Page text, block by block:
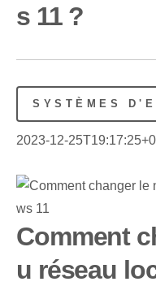
s 11 ?
SYSTÈMES
2023-12-
Comment
u réseau